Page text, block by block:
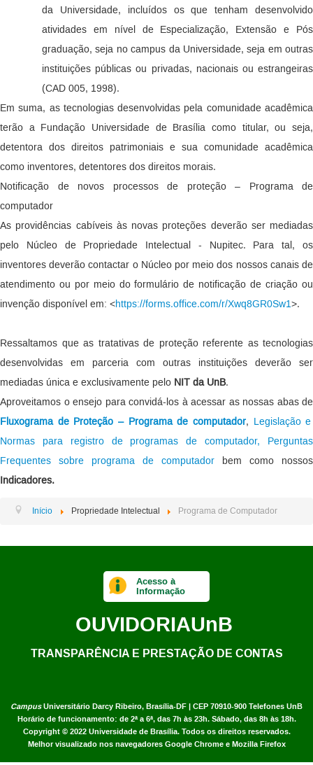
da Universidade, incluídos os que tenham desenvolvido
atividades em nível de Especialização, Extensão e Pós
graduação, seja no campus da Universidade, seja em outras
instituições públicas ou privadas, nacionais ou estrangeiras
(CAD 005, 1998).
Em suma, as tecnologias desenvolvidas pela comunidade acadêmica
terão a Fundação Universidade de Brasília como titular, ou seja,
detentora dos direitos patrimoniais e sua comunidade acadêmica
como inventores, detentores dos direitos morais.
Notificação de novos processos de proteção – Programa de
computador
As providências cabíveis às novas proteções deverão ser mediadas
pelo Núcleo de Propriedade Intelectual - Nupitec. Para tal, os
inventores deverão contactar o Núcleo por meio dos nossos canais de
atendimento ou por meio do formulário de notificação de criação ou
invenção disponível em: <https://forms.office.com/r/Xwq8GR0Sw1>.
Ressaltamos que as tratativas de proteção referente as tecnologias
desenvolvidas em parceria com outras instituições deverão ser
mediadas única e exclusivamente pelo NIT da UnB.
Aproveitamos o ensejo para convidá-los à acessar as nossas abas de
Fluxograma de Proteção – Programa de computador, Legislação e
Normas para registro de programas de computador,
Perguntas
Frequentes sobre programa de computador bem como nossos
Indicadores.
Início Propriedade Intelectual Programa de Computador
CampusUniversitário Darcy Ribeiro, Brasília-DF | CEP 70910-900 Telefones UnB
Horário de funcionamento: de 2ª a 6ª, das 7h às 23h. Sábado, das 8h às 18h.
Copyright © 2022 Universidade de Brasília. Todos os direitos reservados.
Melhor visualizado nos navegadores Google Chrome e Mozilla Firefox
Acesso à
Informação
OUVIDORIAUnB
TRANSPARÊNCIA E PRESTAÇÃO DE CONTAS